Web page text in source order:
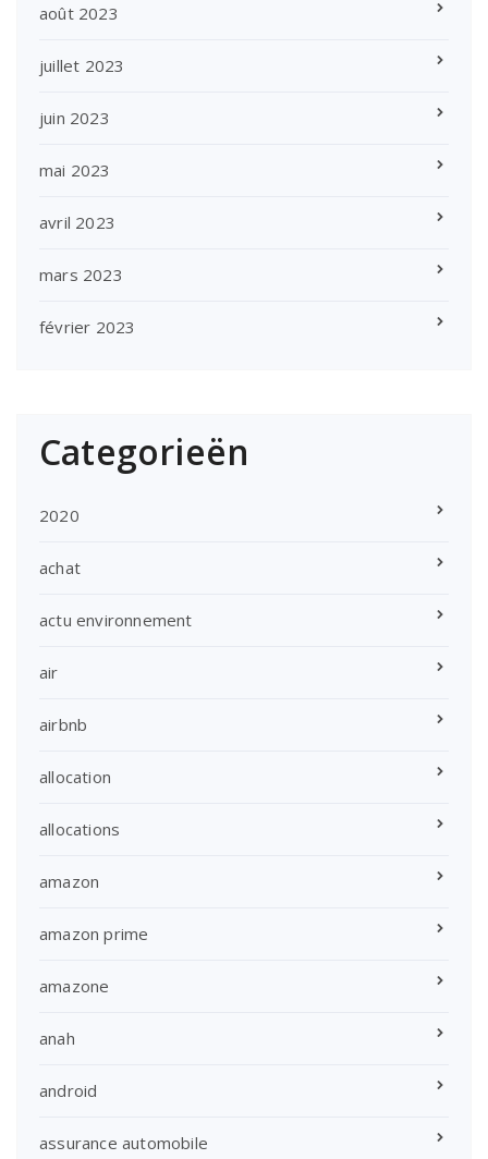
août 2023
juillet 2023
juin 2023
mai 2023
avril 2023
mars 2023
février 2023
Categorieën
2020
achat
actu environnement
air
airbnb
allocation
allocations
amazon
amazon prime
amazone
anah
android
assurance automobile